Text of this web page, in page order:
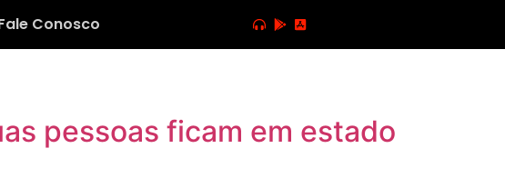
Conosco
pessoas ficam em estado